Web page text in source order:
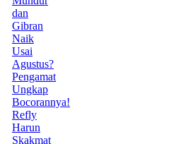
dan
Gibran
Naik
Usai
Agustus?
Pengamat
Ungkap
Bocorannya!
Refly
Harun
Skakmat